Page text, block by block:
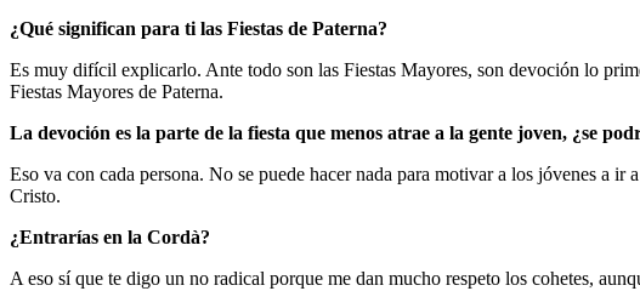
¿Qué significan para ti las Fiestas de Paterna?
Es muy difícil explicarlo. Ante todo son las Fiestas Mayores, son devoción lo
Fiestas Mayores de Paterna.
La devoción es la parte de la fiesta que menos atrae a la gente joven, ¿se
Eso va con cada persona. No se puede hacer nada para motivar a los jóvenes a
Cristo.
¿Entrarías en la Cordà?
A eso sí que te digo un no radical porque me dan mucho respeto los cohetes,